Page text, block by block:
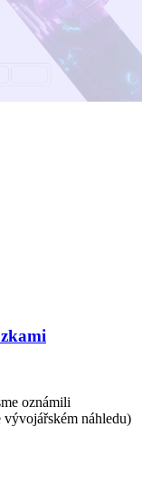
oznámili
vývojářském náhledu)